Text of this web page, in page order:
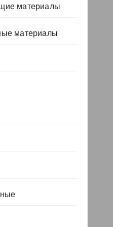
материалы
материалы